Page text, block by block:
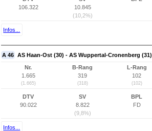
106.322
10.845
(10,2%)
Infos...
A 46 AS Haan-Ost (30) - AS Wuppertal-Cronenberg (31)
Nr.
1.665
(1.665)
B-Rang
319
(318)
L-Rang
102
(102)
DTV
90.022
SV
8.822
(9,8%)
BPL
FD
Infos...